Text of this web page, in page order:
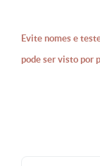
Evite nomes e
pode ser visto por